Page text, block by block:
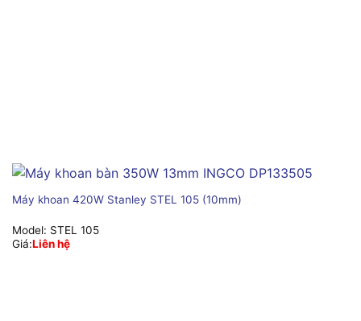
Máy khoan 420W Stanley STEL 105 (10mm)
Model: STEL 105
Giá:Liên hệ